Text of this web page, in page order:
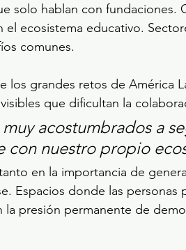
solo hablan con fundaciones.
el ecosistema educativo.
comunes.
los grandes retos de América
que dificultan la
muy acostumbrados a
con nuestro propio
en la importancia de
Espacios donde las
la presión permanente de